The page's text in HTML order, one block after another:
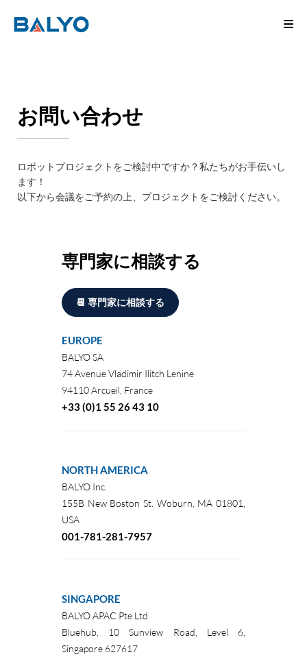
お問い合わせ
ロボットプロジェクトをご検討中ですか？私たちがお手伝いし
ます！
以下から会議をご予約の上、プロジェクトをご検討ください。
専門家に相談する
📆 専門家に相談する
EUROPE
BALYO SA
74 Avenue Vladimir Ilitch Lenine
94110Arcueil, France
+33 (0)1 55 26 43 10
NORTH AMERICA
BALYO Inc.
155B New Boston St. Woburn, MA 01801,
USA
001-781-281-7957
SINGAPORE
BALYO APAC Pte Ltd
Bluehub, 10 Sunview Road, Level 6,
Singapore 627617